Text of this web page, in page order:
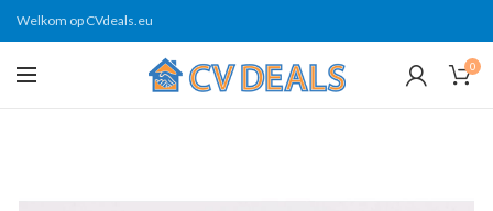
Welkom op CVdeals.eu
0